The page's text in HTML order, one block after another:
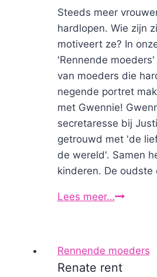
Steeds meer
hardlopen. Wie zijn
motiveert ze? In
'Rennende
van moeders die
negende portret
met Gwennie!
secretaresse bij
getrouwd met 'de
de wereld'. Samen
kinderen. De oudste
Lees meer…Gwennie
Rennende moeders
Renate rent